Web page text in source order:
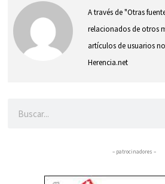
A través de "Otras
relacionados de otros
artículos de usuarios
Herencia.net
– patrocinadores –